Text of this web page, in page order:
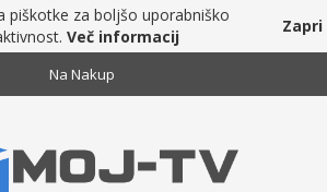
piškotke za boljšo uporabniško
Več informacij
Zapri
Na Nakup